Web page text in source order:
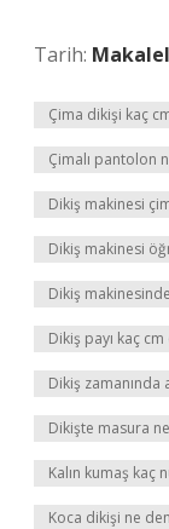
Tarih:
Çima dikişi kaç
Çimalı pantolon
Dikiş makinesi
Dikiş makinesi
Dikiş
Dikiş payı kaç cm
Dikiş zamanında
Dikişte masura
Kalın kumaş kaç
Koca dikişi ne